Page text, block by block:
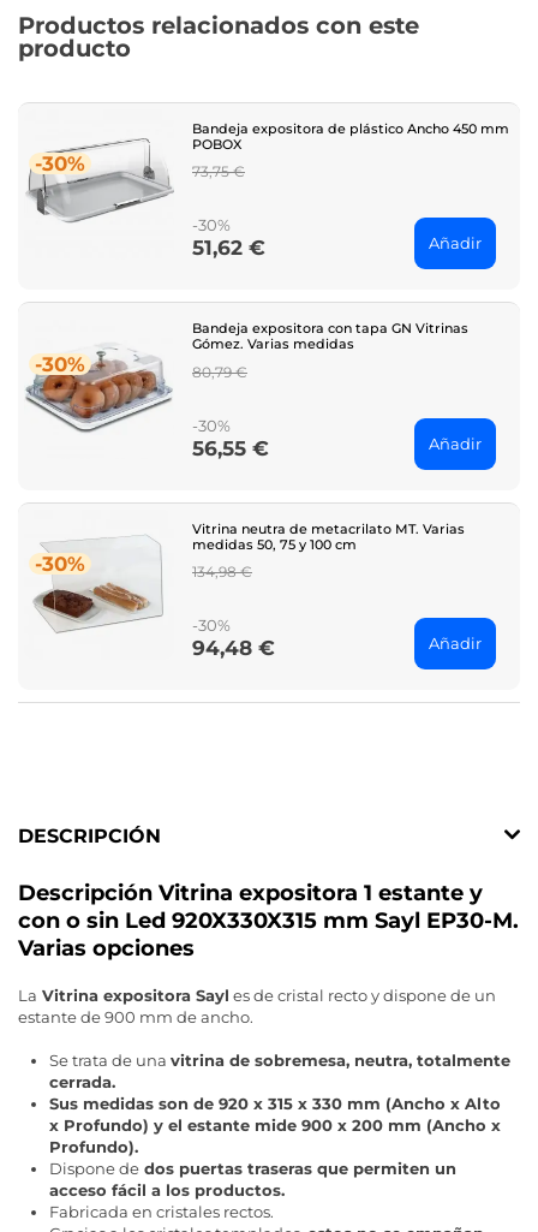
Productos relacionados con este
producto
-30%
Bandeja expositora de plástico Ancho 450 mm
POBOX
Regular
73,75 €
-30%
Price
51,62 € Añadir
-30%
Bandeja expositora con tapa GN Vitrinas
Gómez. Varias medidas
Regular
80,79 €
-30%
Price
56,55 € Añadir
-30%
Vitrina neutra de metacrilato MT. Varias
medidas 50, 75 y 100 cm
Regular
134,98 €
-30%
Price
94,48 € Añadir
DESCRIPCIÓN
Descripción Vitrina expositora 1 estante y
con o sin Led 920X330X315 mm Sayl EP30-M.
Varias opciones
La Vitrina expositora Sayl es de cristal recto y dispone de un
estante de 900 mm de ancho.
Se trata de una vitrina de sobremesa, neutra, totalmente
cerrada.
Sus medidas son de 920 x 315 x 330 mm (Ancho x Alto
x Profundo) y el estante mide 900 x 200 mm (Ancho x
Profundo).
Dispone de dos puertas traseras que permiten un
acceso fácil a los productos.
Fabricada en cristales rectos.